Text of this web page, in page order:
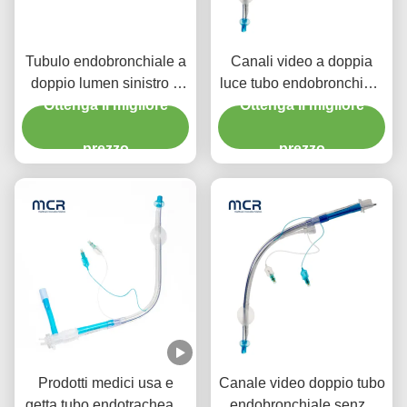
Tubulo endobronchiale a
doppio lumen sinistro o
destro con canale video
Ottenga il migliore
prezzo
Canali video a doppia
luce tubo endobronchiale
visivo orale PVC
Ottenga il migliore
prezzo
Prodotti medici usa e
Canale video doppio tubo